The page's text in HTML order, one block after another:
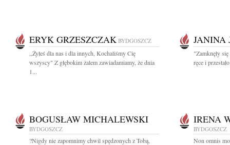
ERYK GRZESZCZAK BYDGOSZCZ
,,Żyłeś dla nas i dla innych, Kochaliśmy Cię
wszyscy" Z głębokim żalem zawiadamiamy, że dnia
1...
JANINA
"Zamknęły
ręce i
BOGUSŁAW MICHALEWSKI
BYDGOSZCZ
?Nigdy nie zapomnimy chwil spędzonych z Tobą,
IRENA
BYDGOSZCZ
Non omnis